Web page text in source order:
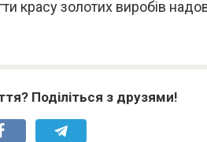
красу золотих виробів
Поділіться з друзями!